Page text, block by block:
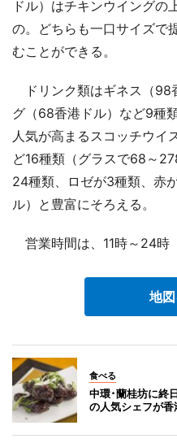
ドル）はチキンウイングの
の。どちらも一口サイズで
むことができる。
ドリンク類はギネス（98
グ（68香港ドル）など9種
人気が高まるスコッチウイ
ど16種類（グラスで68～
24種類、ロゼが3種類、赤
ル）と豊富にそろえる。
営業時間は、11時～24時
地
食べる
中環･蘭桂坊に終
の人気シェフが香